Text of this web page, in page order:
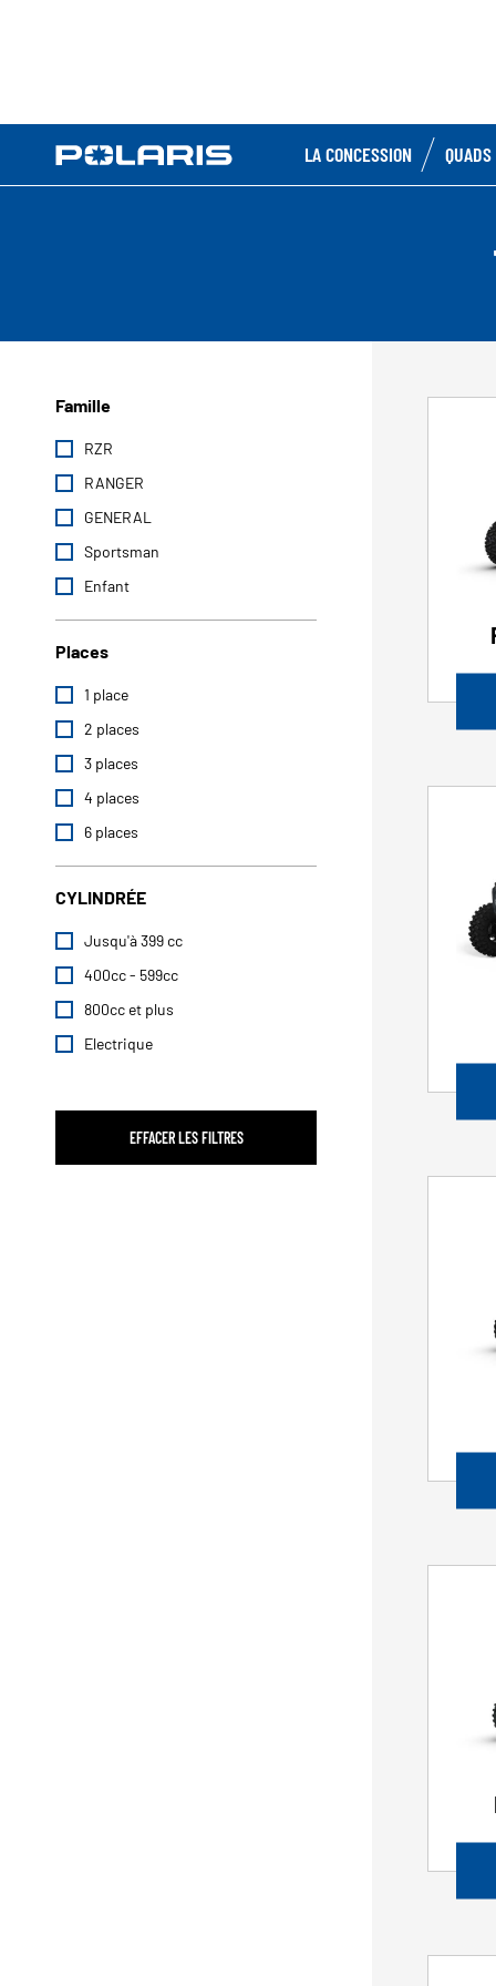
LA CONCESSION
Famille
RZR
RANGER
GENERAL
Sportsman
Enfant
Places
1 place
2 places
3 places
4 places
6 places
CYLINDRÉE
Jusqu'à 399 cc
400cc - 599cc
800cc et plus
Electrique
EFFACER LES FILTRES